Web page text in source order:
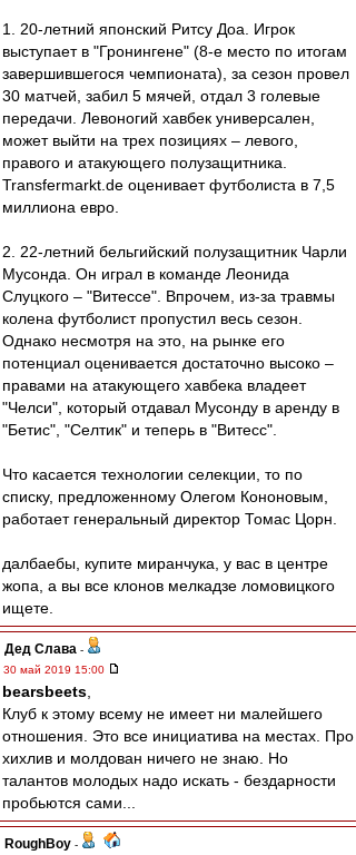
1. 20-летний японский Ритсу Доа. Игрок
выступает в "Гронингене" (8-е место по итогам
завершившегося чемпионата), за сезон провел
30 матчей, забил 5 мячей, отдал 3 голевые
передачи. Левоногий хавбек универсален,
может выйти на трех позициях – левого,
правого и атакующего полузащитника.
Transfermarkt.de оценивает футболиста в 7,5
миллиона евро.
2. 22-летний бельгийский полузащитник Чарли
Мусонда. Он играл в команде Леонида
Слуцкого – "Витессе". Впрочем, из-за травмы
колена футболист пропустил весь сезон.
Однако несмотря на это, на рынке его
потенциал оценивается достаточно высоко –
правами на атакующего хавбека владеет
"Челси", который отдавал Мусонду в аренду в
"Бетис", "Селтик" и теперь в "Витесс".
Что касается технологии селекции, то по
списку, предложенному Олегом Кононовым,
работает генеральный директор Томас Цорн.
далбаебы, купите миранчука, у вас в центре
жопа, а вы все клонов мелкадзе ломовицкого
ищете.
Дед Слава -
30 май 2019 15:00
bearsbeets
Клуб к этому всему не имеет ни малейшего
отношения. Это все инициатива на местах. Про
хихлив и молдован ничего не знаю. Но
талантов молодых надо искать - бездарности
пробьются сами...
RoughBoy -